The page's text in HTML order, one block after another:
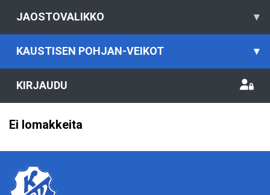
JAOSTOVALIKKO ▾
KAUSTISEN POHJAN-VEIKOT ▾
KIRJAUDU
Ei lomakkeita